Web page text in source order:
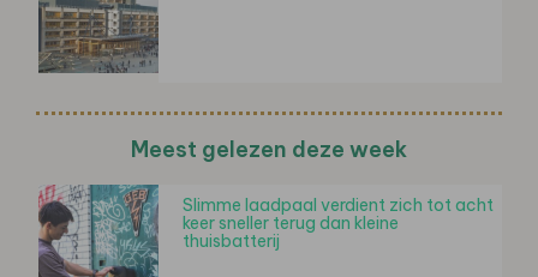
Meest gelezen deze week
Slimme laadpaal verdient zich tot acht
keer sneller terug dan kleine
thuisbatterij